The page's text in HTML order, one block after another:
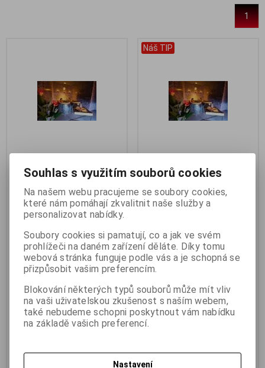
1
KOUPEL PRO 1 OSOBU dle
Katalogové číslo:02001
Termín dodání (dny):3
Relaxace při koupeli s
občerstvením je ideální způsob,
jak si dopřát okamžik klidu a
odpočinku. Tato kombinace
nabízí nejen uvolnění těla ve
voňavé koupeli s aromatickými
přípravky, ale i příjemné
občerstvení, které umožňuje plně
si vychutnat chvíle pohody. Tento
rituál je skvělým způsobem, jak
uniknout každodenním
starostem a dopřát si...
Koupit
Náš TIP
KOUPEL PRO 2 OSOBY dle
Katalogové číslo:02002
Termín dodání (dny):
občerstvením je ideální způsob,
jak si dopřát okamžik klidu a
odpočinku. Tato kombinace
nabízí nejen uvolnění těla ve
voňavé koupeli s aromatickými
přípravky, ale i příjemné
občerstvení, které umožňuje plně
si vychutnat chvíle pohody. Tento
rituál je skvělým způsobem, jak
uniknout každodenním
starostem a dopřát si...
Koupit
Souhlas s využitím souborů cookies
Na našem webu pracujeme se soubory cookies,
které nám pomáhají zkvalitnit naše služby a
personalizovat nabídky.
Soubory cookies si pamatují, co a jak ve svém
prohlížeči na daném zařízení děláte. Díky tomu
webová stránka funguje podle vás a je schopná se
přizpůsobit vašim preferencím.
Blokování některých typů souborů může mít vliv
na vaši uživatelskou zkušenost s naším webem,
také nebudeme schopni poskytnout vám nabídku
na základě vašich preferencí.
Nastavení